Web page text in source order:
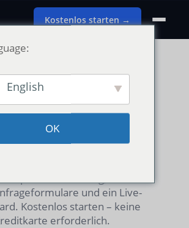
Kostenlos starten →
Preisgestaltung. Keine
Gebühren.
beinhalten AI-Lokalisierung,
und ein Live-
Kostenlos starten – keine
erforderlich.
English
OK